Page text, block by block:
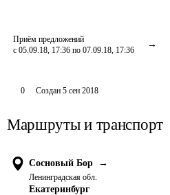
Приём предложений
с 05.09.18, 17:36 по 07.09.18, 17:36
0 Создан 5 сен 2018
Маршруты и транспорт
Сосновый Бор →
Ленинградская обл.
Екатеринбург